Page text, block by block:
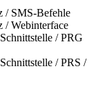
/ SMS-Befehle
/ Webinterface
/ PRG
/ PRS /